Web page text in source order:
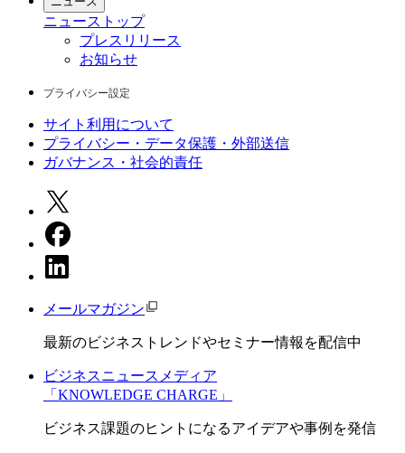
ニュース トップ
プレスリリース
お知らせ
プライバシー設定
サイト利用について
プライバシー・データ保護・外部送信
ガバナンス・社会的責任
メールマガジン
最新のビジネストレンドやセミナー情報を配信中
ビジネスニュースメディア
「KNOWLEDGE CHARGE」
ビジネス課題のヒントになるアイデアや事例を発信